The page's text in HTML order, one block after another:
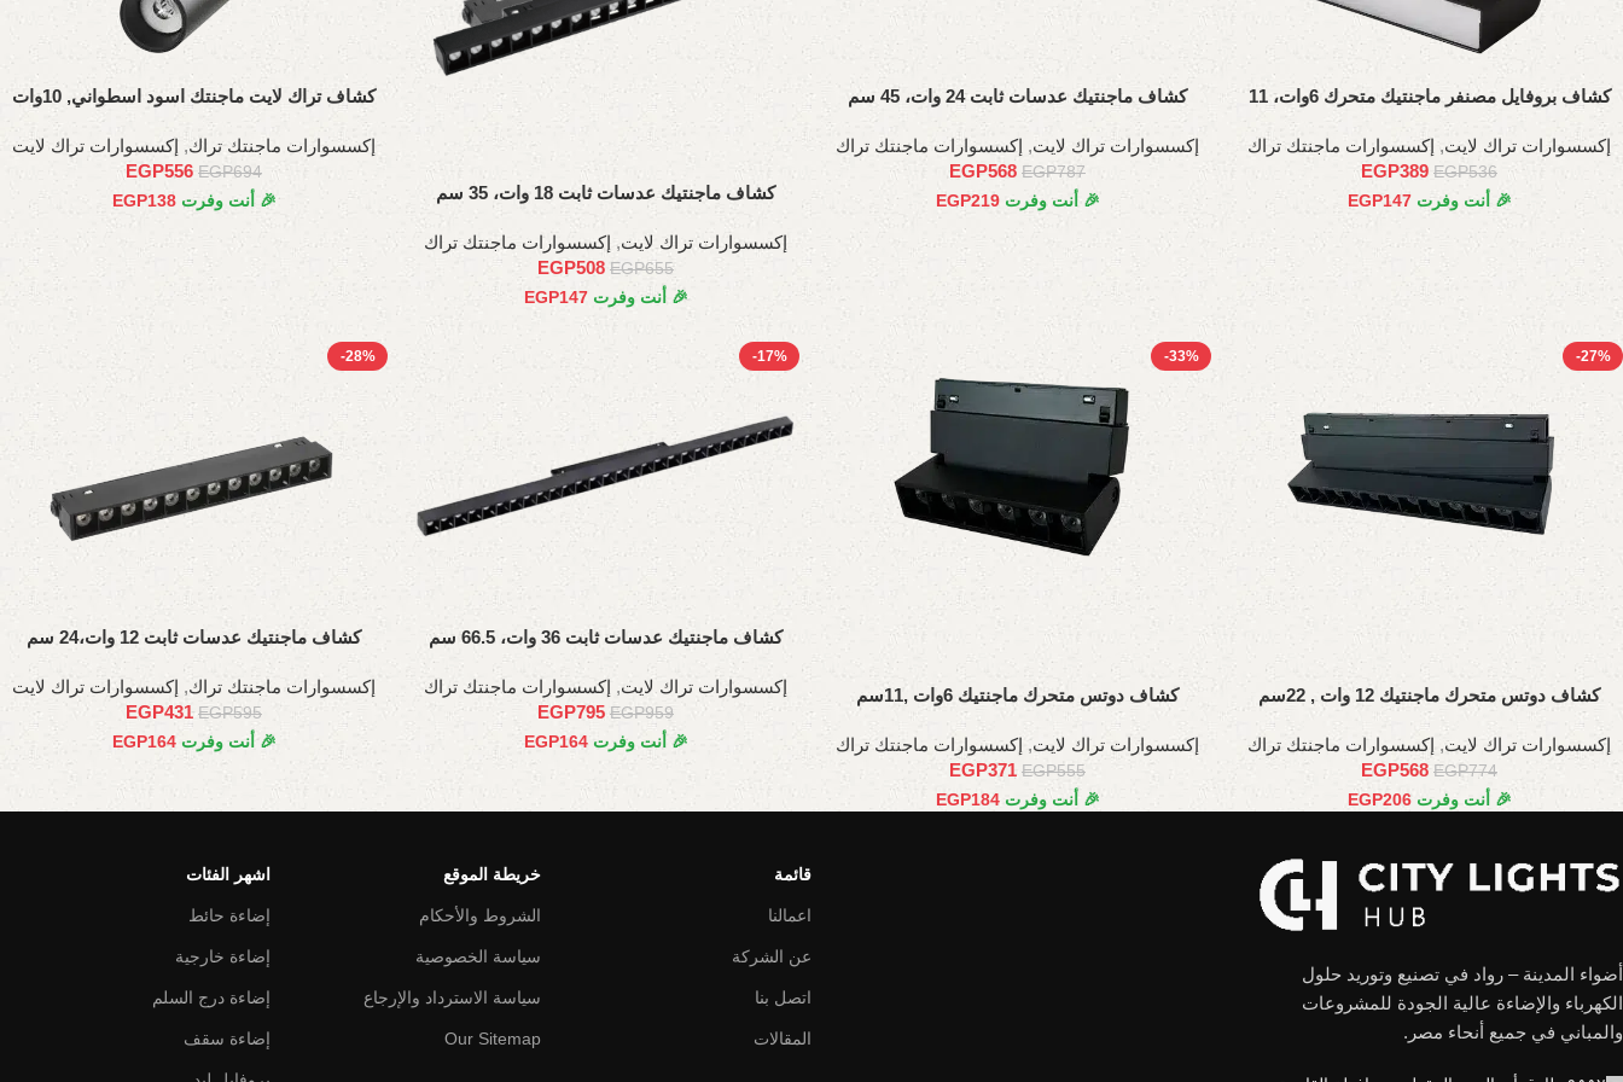
كشاف بروفايل مصنفر ماجنتيك متحرك 6وات، 11
إكسسوارات تراك لايت, إكسسوارات ماجنتك تراك
EGP536
EGP389
🎉 أنت وفرت EGP147
كشاف ماجنتيك عدسات ثابت 24 وات، 45 سم
إكسسوارات تراك لايت, إكسسوارات ماجنتك تراك
EGP787
EGP568
🎉 أنت وفرت EGP219 كشاف ماجنتيك عدسات ثابت 18 وات، 35 سم
إكسسوارات تراك لايت, إكسسوارات ماجنتك تراك
EGP655
EGP508
🎉 أنت وفرت EGP147
كشاف تراك لايت ماجنتك اسود اسطواني, 10وات
إكسسوارات ماجنتك تراك, إكسسوارات تراك لايت
EGP694
EGP556
🎉 أنت وفرت EGP138
-27%
كشاف دوتس متحرك ماجنتيك 12 وات , 22سم
إكسسوارات تراك لايت, إكسسوارات ماجنتك تراك
EGP774
EGP568
🎉 أنت وفرت EGP206
-33%
كشاف دوتس متحرك ماجنتيك 6وات ,11سم
إكسسوارات تراك لايت, إكسسوارات ماجنتك تراك
EGP555
EGP371
🎉 أنت وفرت EGP184
-17%
كشاف ماجنتيك عدسات ثابت 36 وات، 66.5 سم
إكسسوارات تراك لايت, إكسسوارات ماجنتك تراك
EGP959
EGP795
🎉 أنت وفرت EGP164
-28%
كشاف ماجنتيك عدسات ثابت 12 وات،24 سم
إكسسوارات ماجنتك تراك, إكسسوارات تراك لايت
EGP595
EGP431
🎉 أنت وفرت EGP164
أضواء المدينة – رواد في تصنيع وتوريد حلول
الكهرباء والإضاءة عالية الجودة للمشروعات
والمباني في جميع أنحاء مصر.
قائمة
اعمالنا
عن الشركة
اتصل بنا
المقالات
خريطة الموقع
الشروط والأحكام
سياسة الخصوصية
سياسة الاسترداد والإرجاع
Our Sitemap
اشهر الفئات
إضاءة حائط
إضاءة خارجية
إضاءة درج السلم
إضاءة سقف